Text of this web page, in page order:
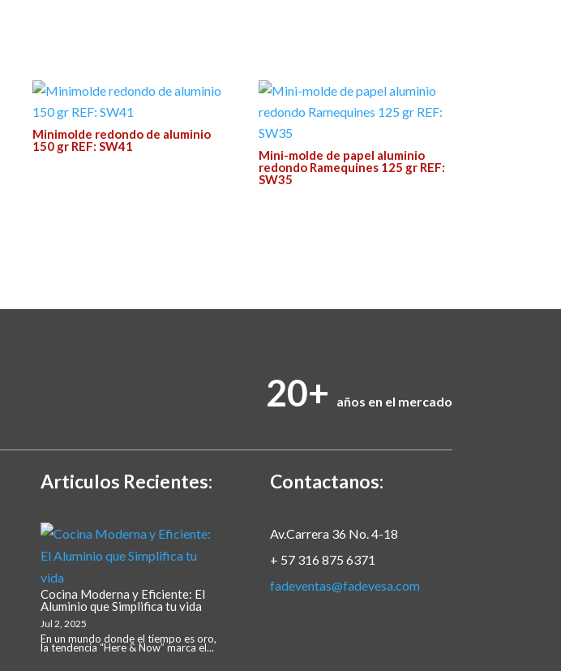
REF:
SW43
cantidad
Minimolde redondo de aluminio
150 gr REF: SW41
Mini-molde de papel aluminio
redondo Ramequines 125 gr REF:
SW35
20+ años en el mercado
Articulos Recientes:
Cocina Moderna y Eficiente: El
Aluminio que Simplifica tu vida
Jul 2, 2025
En un mundo donde el tiempo es oro,
la tendencia “Here & Now” marca el...
Contactanos:
Av.Carrera 36 No. 4-18
+ 57 316 875 6371
fadeventas@fadevesa.com